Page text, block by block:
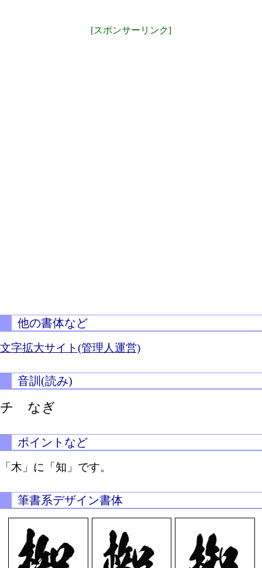
[スポンサーリンク]
他の書体など
文字拡大サイト(管理人運営)
音訓(読み)
チ なぎ
ポイントなど
「木」に「知」です。
筆書系デザイン書体